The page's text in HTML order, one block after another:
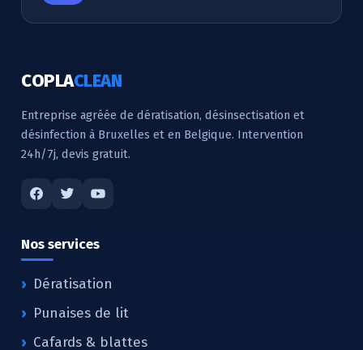
COPLACLEAN
Entreprise agréée de dératisation, désinsectisation et
désinfection à Bruxelles et en Belgique. Intervention
24h/7j, devis gratuit.
Nos services
Dératisation
Punaises de lit
Cafards & blattes